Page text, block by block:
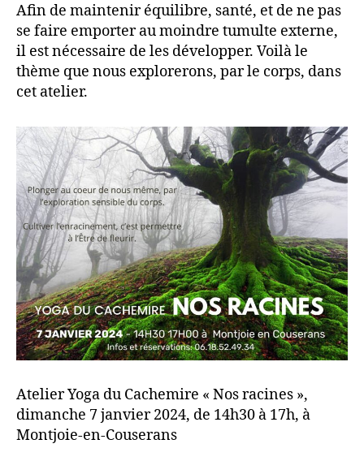
Afin de maintenir équilibre, santé, et de ne pas
se faire emporter au moindre tumulte externe,
il est nécessaire de les développer. Voilà le
thème que nous explorerons, par le corps, dans
cet atelier.
Atelier Yoga du Cachemire « Nos racines »,
dimanche 7 janvier 2024, de 14h30 à 17h, à
Montjoie-en-Couserans